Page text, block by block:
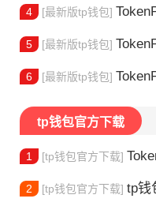
4 [最新版tp钱包]
5 [最新版tp钱包]
6 [最新版tp钱包]
tp钱包官方下载
1 [tp钱包官方下载]
2 [tp钱包官方下载] tp钱